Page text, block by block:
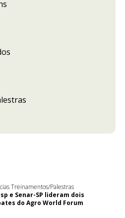
Treinamentos/Palestras
e Senar-SP lideram dois
do Agro World Forum